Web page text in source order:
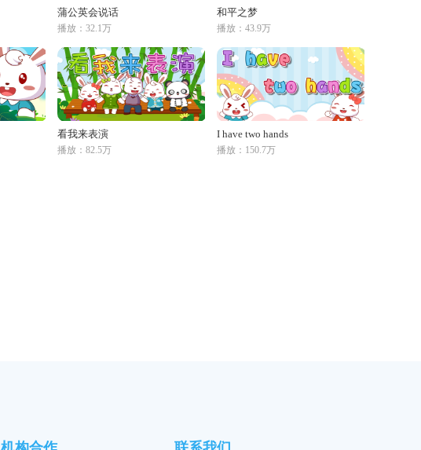
蒲公英会说话
播放：32.1万
和平之梦
播放：43.9万
看我来表演
播放：82.5万
I have two hands
播放：150.7万